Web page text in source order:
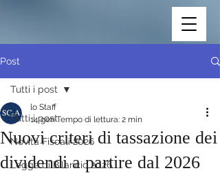
Post
Tutti i post
Novità Fiscali 2026
Legge di Bilancio 2026
Tutti i post
Nuovi criteri di tassazione dei
dividendi a partire dal 2026
lo Staff
14 genTempo di lettura: 2 min